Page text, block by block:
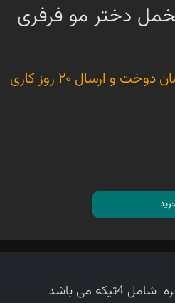
دختر مو فرفری
و ارسال ۲۰ روز کاری
می باشد